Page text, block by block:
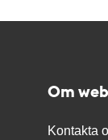
Om
Kontakta